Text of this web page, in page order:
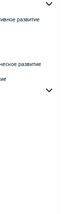
развитие
развитие